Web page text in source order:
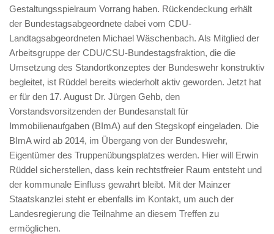
Gestaltungsspielraum Vorrang haben. Rückendeckung erhält
der Bundestagsabgeordnete dabei vom CDU-
Landtagsabgeordneten Michael Wäschenbach. Als Mitglied der
Arbeitsgruppe der CDU/CSU-Bundestagsfraktion, die die
Umsetzung des Standortkonzeptes der Bundeswehr konstruktiv
begleitet, ist Rüddel bereits wiederholt aktiv geworden. Jetzt hat
er für den 17. August Dr. Jürgen Gehb, den
Vorstandsvorsitzenden der Bundesanstalt für
Immobilienaufgaben (BImA) auf den Stegskopf eingeladen. Die
BImA wird ab 2014, im Übergang von der Bundeswehr,
Eigentümer des Truppenübungsplatzes werden. Hier will Erwin
Rüddel sicherstellen, dass kein rechtstfreier Raum entsteht und
der kommunale Einfluss gewahrt bleibt. Mit der Mainzer
Staatskanzlei steht er ebenfalls im Kontakt, um auch der
Landesregierung die Teilnahme an diesem Treffen zu
ermöglichen.